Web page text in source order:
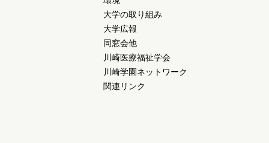
大学の取り組み
大学広報
同窓会他
川崎医療福祉学会
川崎学園ネットワーク
関連リンク